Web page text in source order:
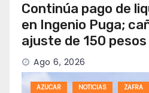
Continúa pago de
en Ingenio Puga;
ajuste de 150 pesos
Ago 6, 2026
AZUCAR NOTICIAS ZAFRA